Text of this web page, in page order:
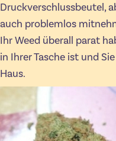
Druckverschlussbeutel,
auch problemlos
Ihr Weed überall parat
in Ihrer Tasche ist und
Haus.